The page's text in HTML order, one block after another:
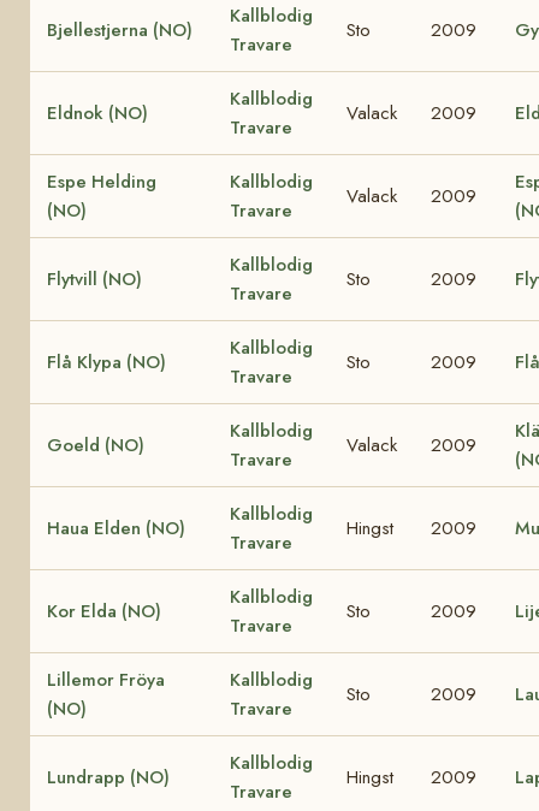
Bjellestjerna (NO)
Kallblodig
Travare
Sto 2009
Eldnok (NO)
Kallblodig
Travare
Valack 2009
Espe Helding
(NO)
Kallblodig
Travare
Valack 2009
Flytvill (NO)
Kallblodig
Travare
Sto 2009
Flå Klypa (NO)
Kallblodig
Travare
Sto 2009
Goeld (NO)
Kallblodig
Travare
Valack 2009
Haua Elden (NO)
Kallblodig
Travare
Hingst 2009
Kor Elda (NO)
Kallblodig
Travare
Sto 2009
Lillemor Fröya
(NO)
Kallblodig
Travare
Sto 2009
Lundrapp (NO)
Kallblodig
Travare
Hingst 2009